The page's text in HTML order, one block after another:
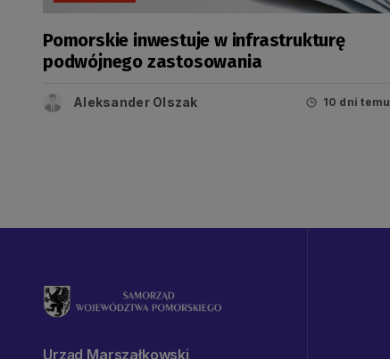
Pomorskie inwestuje w infrastrukturę
podwójnego zastosowania
Aleksander Olszak 10 dni temu
Urząd Marszałkowski